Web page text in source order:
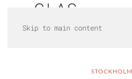
Skip to main content
STOCKHOLM